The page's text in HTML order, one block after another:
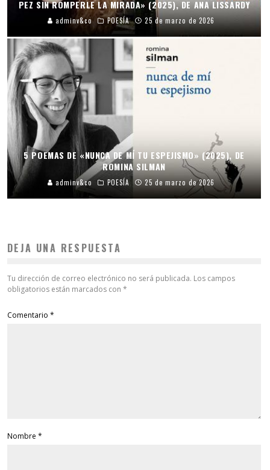
PEZ SIN ROMPERLE LA MIRADA» (2025), DE ANA LISSARDY
adminv&co POESÍA 25 de marzo de 2026
5 POEMAS DE «NUNCA DE MÍ TU ESPEJISMO» (2025), DE
ROMINA SILMAN
adminv&co POESÍA 25 de marzo de 2026
DEJA UNA RESPUESTA
Tu dirección de correo electrónico no será publicada. Los campos
obligatorios están marcados con *
Comentario *
Nombre *